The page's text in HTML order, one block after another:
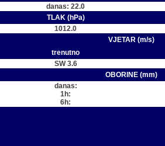
danas: 22.0
TLAK (hPa)
1012.0
VJETAR (m/s)
trenutno
SW 3.6
OBORINE (mm)
danas:
1h:
6h: